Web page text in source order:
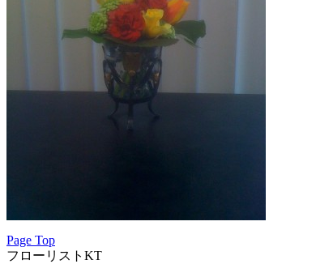
Page Top
フローリストKT